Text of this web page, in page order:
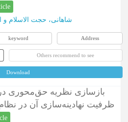
شاهانی، حجت الاسلام و
keyword Address
Others recommend to see
Download
بازسازی نظریه حق‌محوری
ظرفیت نهادینه‌سازی آن در